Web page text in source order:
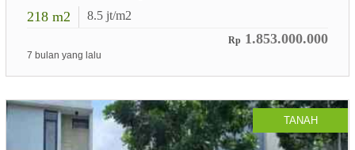
218 m2 8.5 jt/m2
Rp 1.853.000.000
7 bulan yang lalu
TANAH